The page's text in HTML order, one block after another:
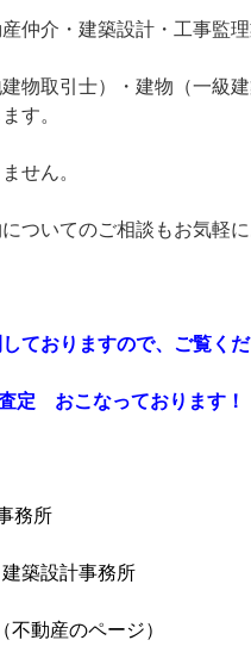
仲介・建築設計・工事監
物取引士）・建物（一級建
す。
せん。
ついてのご相談もお気軽に
ておりますので、ご覧くだ
定 おこなっております！
務所
築設計事務所
（不動産のページ）